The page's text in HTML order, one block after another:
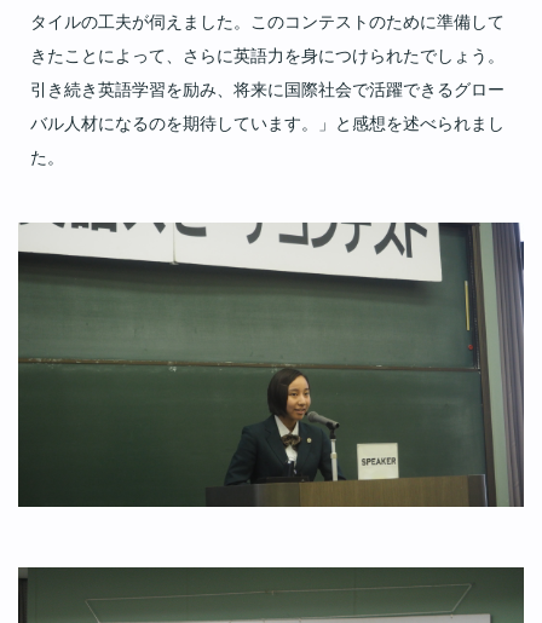
タイルの工夫が伺えました。このコンテストのために準備して
きたことによって、さらに英語力を身につけられたでしょう。
引き続き英語学習を励み、将来に国際社会で活躍できるグロー
バル人材になるのを期待しています。」と感想を述べられまし
た。